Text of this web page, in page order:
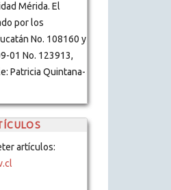
Mérida. El
por los
No. 108160 y
01 No. 123913,
Patricia Quintana-
artículos: